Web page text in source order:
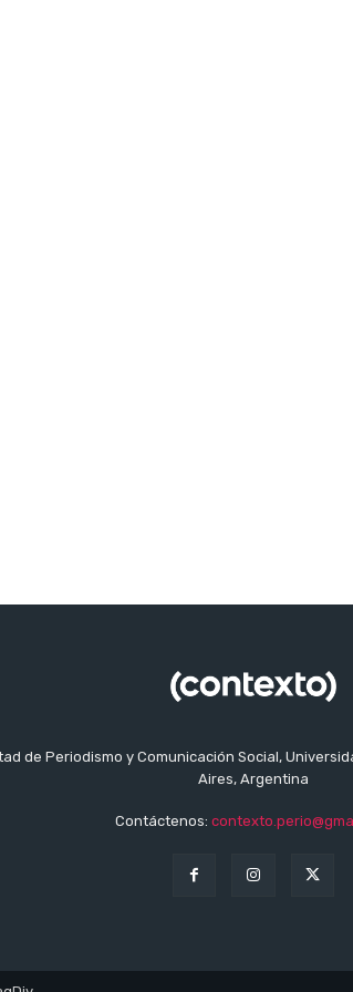
de Periodismo y Comunicación Social,
Aires, Argentina
Contáctenos: